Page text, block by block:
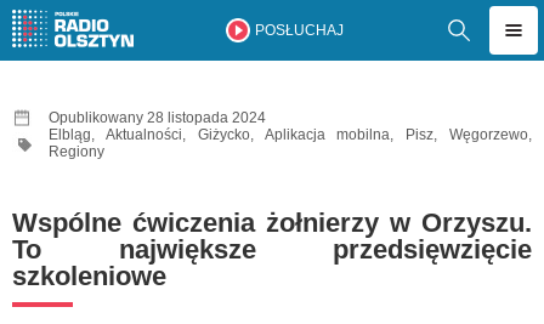
POSŁUCHAJ
Opublikowany 28 listopada 2024
Elbląg, Aktualności, Giżycko, Aplikacja mobilna, Pisz,Węgorzewo,
Regiony
Wspólne ćwiczenia żołnierzy w Orzyszu.
To największe przedsięwzięcie
szkoleniowe